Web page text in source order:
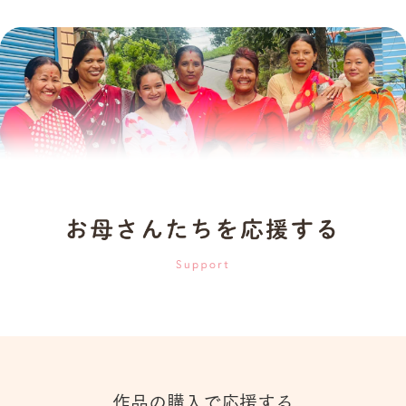
作品の購入で応援する